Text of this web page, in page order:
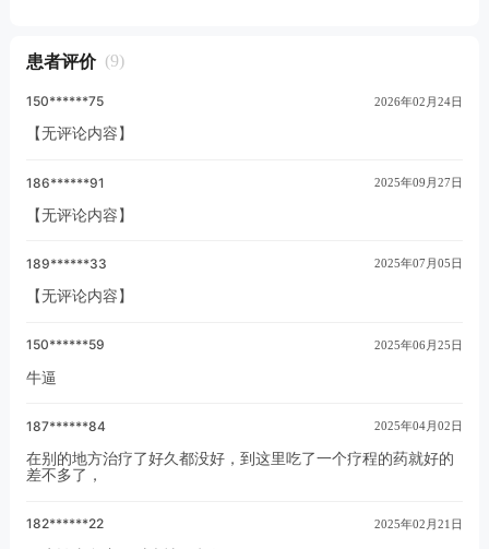
患者评价 (9)
150******75 2026年02月24日
【无评论内容】
186******91 2025年09月27日
【无评论内容】
189******33 2025年07月05日
【无评论内容】
150******59 2025年06月25日
牛逼
187******84 2025年04月02日
在别的地方治疗了好久都没好，到这里吃了一个疗程的药就好的
差不多了，
182******22 2025年02月21日